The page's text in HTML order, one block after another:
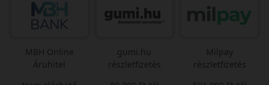
MBH Online
Áruhitel
gumi.hu
részletfizetés
Milpay
részletfizetés